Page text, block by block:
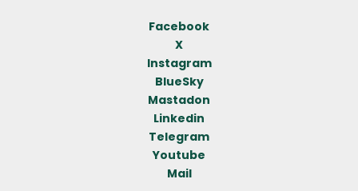
Facebook
X
Instagram
BlueSky
Mastadon
Linkedin
Telegram
Youtube
Mail